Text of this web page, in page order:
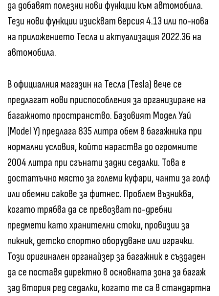
да добавят полезни нови функции към автомобила.
Тези нови функции изискват версия 4.13 или по-нова
на приложението Тесла и актуализация 2022.36 на
автомобила.
В официалния магазин на Тесла (Tesla) вече се
предлагат нови приспособления за организиране на
багажното пространство. Базовият Модел Уай
(Model Y) предлага 835 литра обем в багажника при
нормални условия, който нараства до огромните
2004 литра при сгънати задни седалки. Това е
достатъчно място за големи куфари, чанти за голф
или обемни сакове за фитнес. Проблем възниква,
когато трябва да се превозват по-дребни
предмети като хранителни стоки, провизии за
пикник, детско спортно оборудване или играчки.
Този оригинален органайзер за багажник е създаден
да се поставя директно в основната зона за багаж
зад втория ред седалки, когато те са в стандартна